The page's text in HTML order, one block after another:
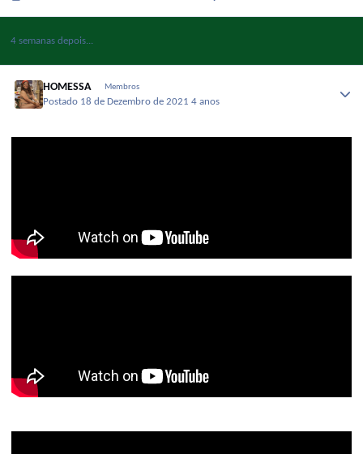
4 semanas depois...
HOMESSA Membros
Postado 18 de Dezembro de 20214 anos